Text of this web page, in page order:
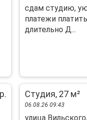
сдам студию,
платежи
длительно Д...
Студия, 27 м²
06.08.26 09:43
улица